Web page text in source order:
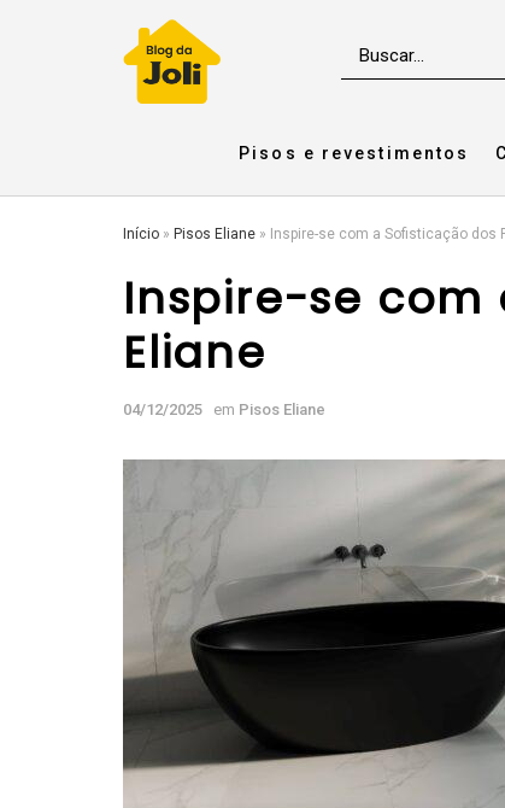
Pisos e revestimentos
Início » Pisos Eliane » Inspire-se com a Sofisticação
Inspire-se com
Eliane
04/12/2025 em Pisos Eliane